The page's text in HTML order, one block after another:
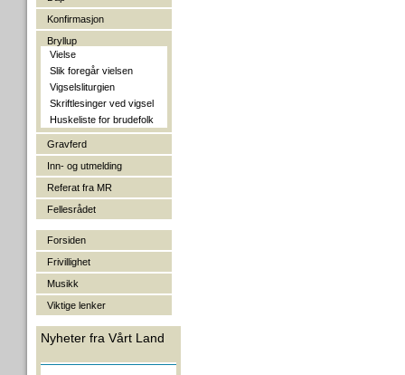
Konfirmasjon
Bryllup
Vielse
Slik foregår vielsen
Vigselsliturgien
Skriftlesinger ved vigsel
Huskeliste for brudefolk
Gravferd
Inn- og utmelding
Referat fra MR
Fellesrådet
Forsiden
Frivillighet
Musikk
Viktige lenker
Nyheter fra Vårt Land